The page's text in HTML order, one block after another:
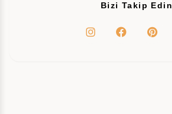
Bizi Takip Edin